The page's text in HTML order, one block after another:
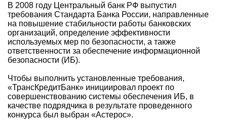
В 2008 году Центральный банк РФ выпустил
требования Стандарта Банка России, направленные
на повышение стабильности работы банковских
организаций, определение эффективности
используемых мер по безопасности, а также
ответственности за обеспечение информационной
безопасности (ИБ).
Чтобы выполнить установленные требования,
«ТрансКредитБанк» инициировал проект по
совершенствованию системы обеспечения ИБ, в
качестве подрядчика в результате проведенного
конкурса был выбран «Астерос».